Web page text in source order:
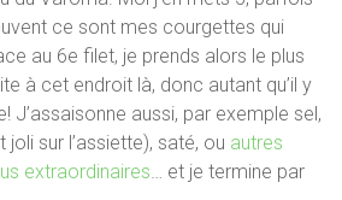
ce sont mes courgettes qui
au 6e filet, je prends alors le plus
à cet endroit là, donc autant qu’il y
J’assaisonne aussi, par exemple sel,
sur l’assiette), saté, ou autres
extraordinaires … et je termine par